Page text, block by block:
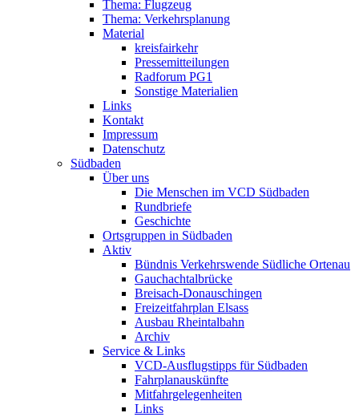
Thema: Flugzeug
Thema: Verkehrsplanung
Material
kreisfairkehr
Pressemitteilungen
Radforum PG1
Sonstige Materialien
Links
Kontakt
Impressum
Datenschutz
Südbaden
Über uns
Die Menschen im VCD Südbaden
Rundbriefe
Geschichte
Ortsgruppen in Südbaden
Aktiv
Bündnis Verkehrswende Südliche Ortenau
Gauchachtalbrücke
Breisach-Donauschingen
Freizeitfahrplan Elsass
Ausbau Rheintalbahn
Archiv
Service & Links
VCD-Ausflugstipps für Südbaden
Fahrplanauskünfte
Mitfahrgelegenheiten
Links